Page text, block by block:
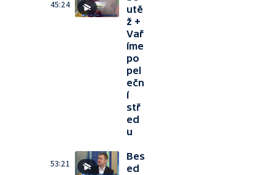
45:24
utě
ž +
Vař
íme
po
pel
ečn
í
stř
ed
u
53:21
Bes
ed